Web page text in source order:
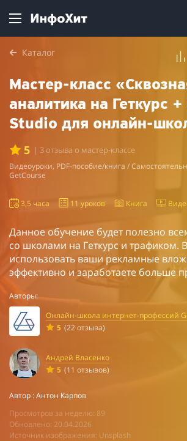
Каталог
Мастер-класс
аналитика на Геткурс
Studio для онлайн-
5 | 3 отзыва о мастер-классе
Видеоуроки, PDF-пособие/книга /
GetCourse
3,5 часа 11 уроков Книга
Данное обучение будет полезно
со школами на Геткурс и трафиком.
использовать ваши рекламные
эффективно и заработаете больше
Авторы:
Онлайн-школа интернет-профессий
5 (22 отзыва)
Андрей Власенко
5 (11 отзывов)
Автор : Антон Карпов
Просмотров за неделю: 89
Обновлено: 20.04.2026
Источник изображения: Unsplash